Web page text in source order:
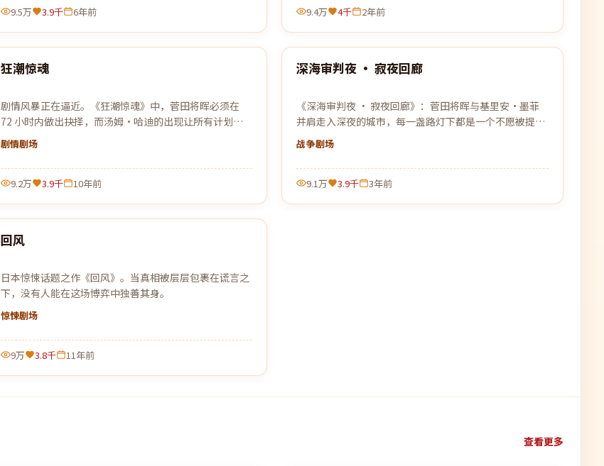
9.5万 3.9千 6年前 9.4万 4千 2年前
热门
99:17
狂潮惊魂
剧情风暴正在逼近。《狂潮惊魂》中，菅田将晖必须在
72 小时内做出抉择，而汤姆·哈迪的出现让所有计划被
彻底打乱。
剧情剧场
9.2万 3.9千 10年前
热门
99:56
深海审判夜 · 寂夜回廊
《深海审判夜 · 寂夜回廊》：菅田将晖与基里安·墨菲
并肩走入深夜的城市，每一盏路灯下都是一个不愿被提起
的过去。
战争剧场
9.1万 3.9千 3年前
热门
回风
日本惊悚话题之作《回风》。当真相被层层包裹在谎言之
下，没有人能在这场博弈中独善其身。
惊悚剧场
9万 3.8千 11年前
查看更多
99:38